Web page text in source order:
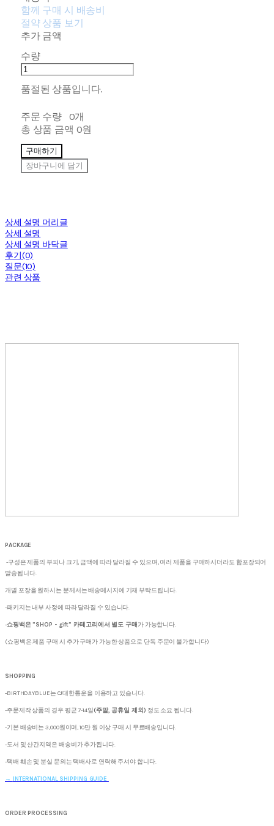
함께 구매 시 배송비
절약 상품 보기
추가 금액
수량
품절된 상품입니다.
주문 수량
0개
총 상품 금액 0원
구매하기
장바구니에 담기
상세 설명 머리글
상세 설명
상세 설명 바닥글
후기(0)
질문(10)
관련 상품
PACKAGE
-구성은 제품의 부피나 크기, 금액에 따라 달라질 수 있으며, 여러 제품을 구매하시더라도 합포장되어
발송됩니다.
개별 포장을 원하시는 분께서는 배송메시지에 기재 부탁드립니다.
-패키지는 내부 사정에 따라 달라질 수 있습니다.
-쇼핑백은 "SHOP - gift" 카테고리에서 별도 구매 가 가능합니다.
(쇼핑백은 제품 구매 시 추가 구매가 가능한 상품으로 단독 주문이 불가합니다)
SHOPPING
-BIRTHDAYBLUE는 CJ대한통운을 이용하고 있습니다.
-주문제작 상품의 경우 평균 7-14일(주말, 공휴일 제외) 정도 소요 됩니다.
-기본 배송비는 3,000원이며, 10만 원 이상 구매 시 무료배송입니다.
-도서 및 산간지역은 배송비가 추가됩니다.
-택배 훼손 및 분실 문의는 택배사로 연락해 주셔야 합니다.
→ INTERNATIONAL SHIPPING GUIDE
ORDER PROCESSING